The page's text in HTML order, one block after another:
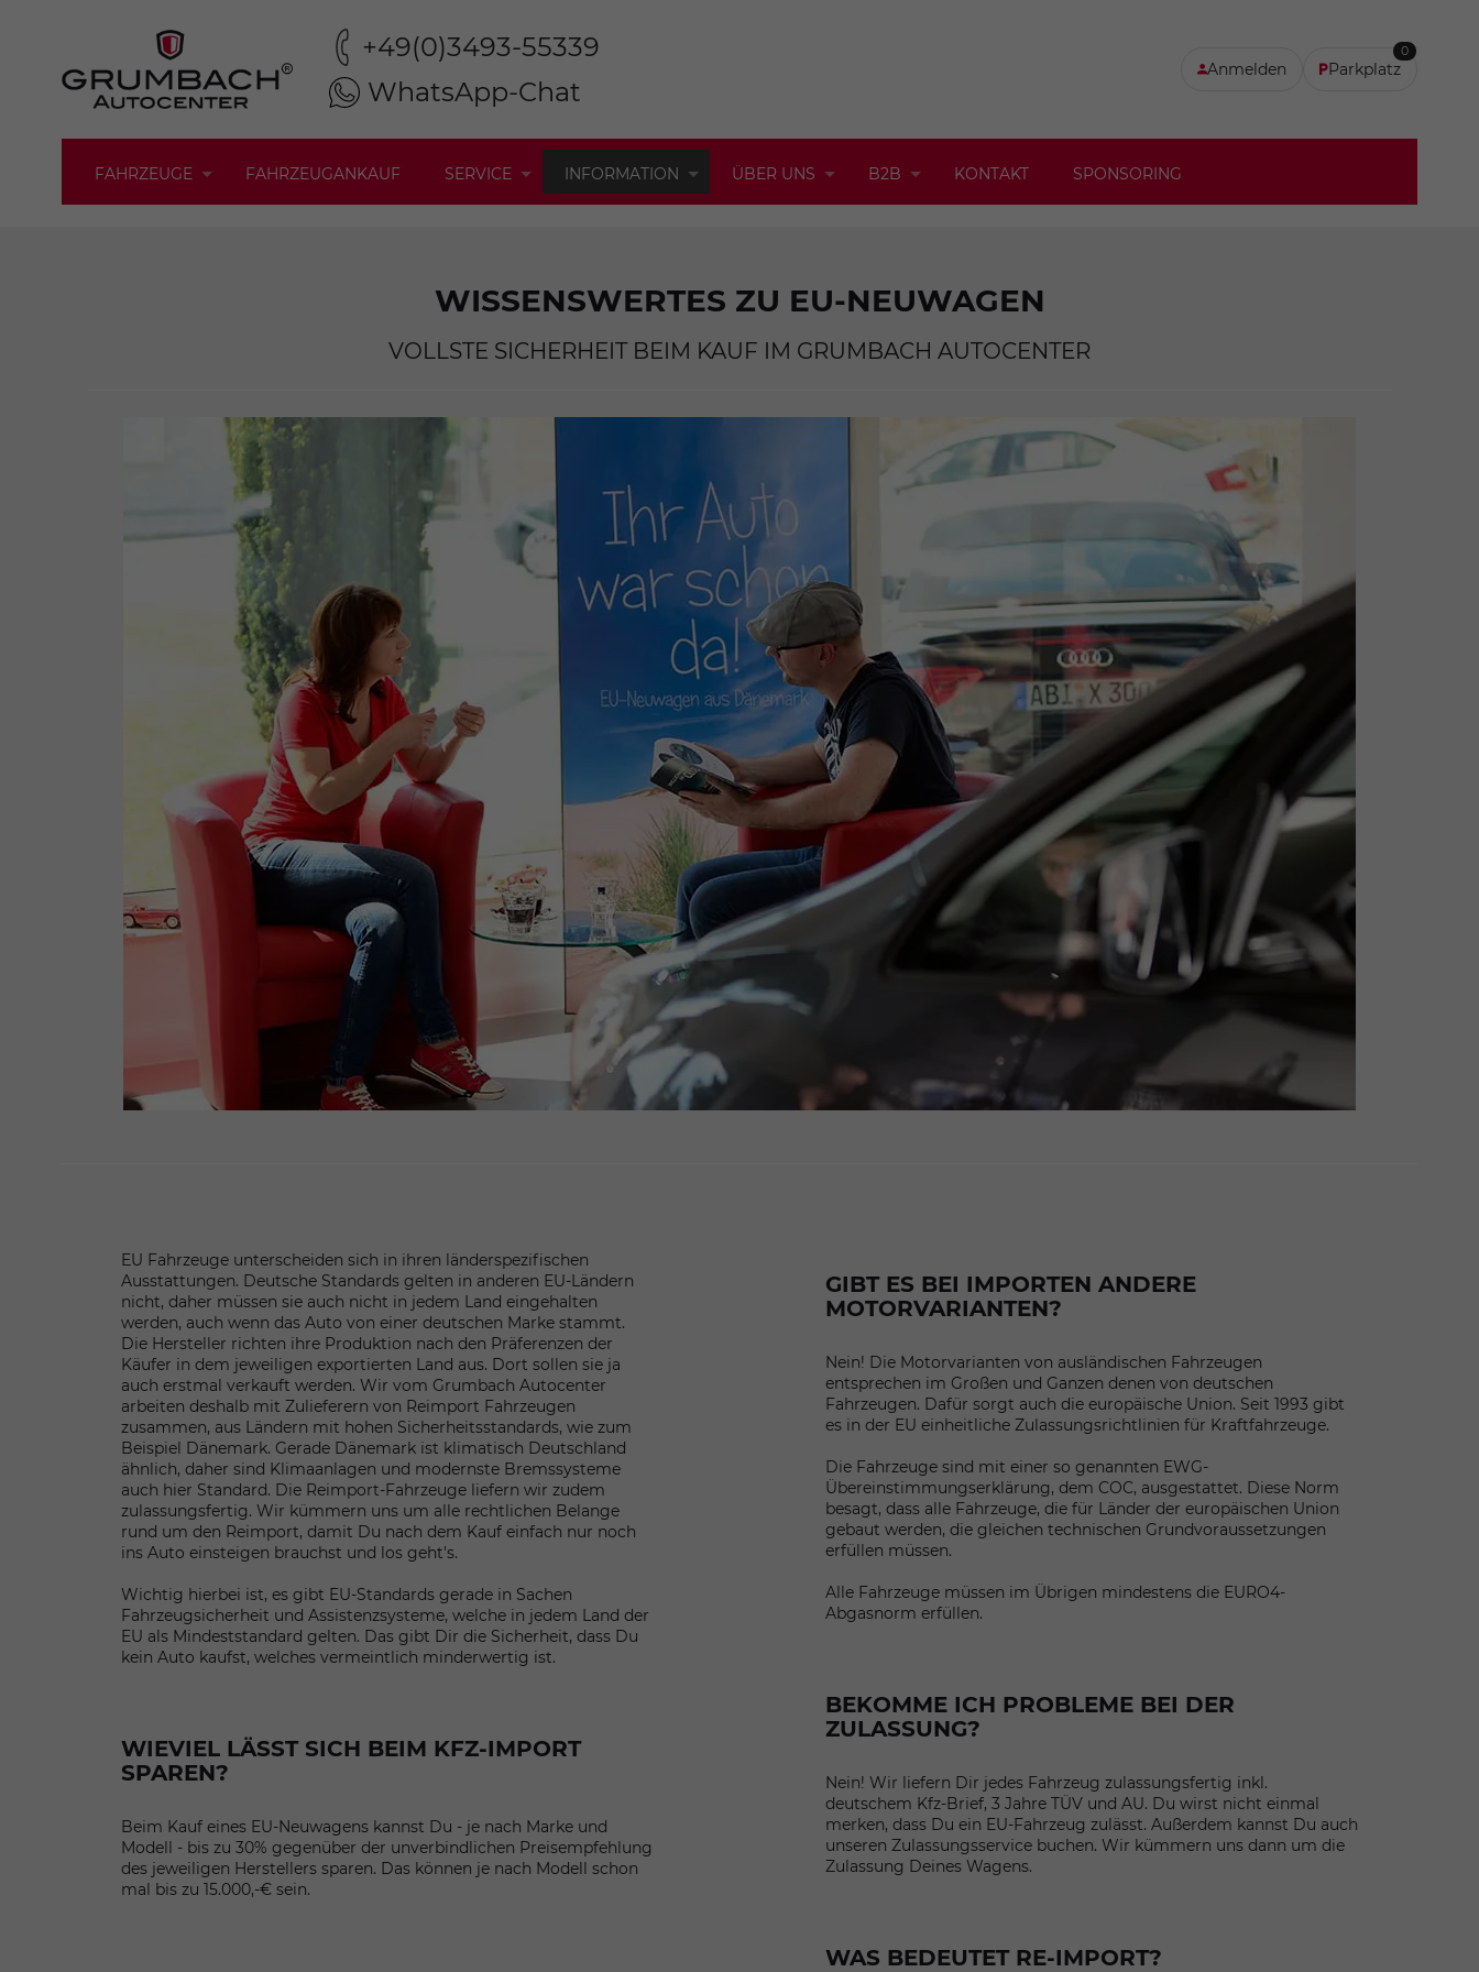
+49(0)3493-55339
WhatsApp-Chat
Anmelden Parkplatz
0
FAHRZEUGE FAHRZEUGANKAUF SERVICE INFORMATION ÜBER UNS B2B KONTAKT SPONSORING
WISSENSWERTES ZU EU-NEUWAGEN
VOLLSTE SICHERHEIT BEIM KAUF IM GRUMBACH AUTOCENTER
EU Fahrzeuge unterscheiden sich in ihren länderspezifischen
Ausstattungen. Deutsche Standards gelten in anderen EU-Ländern
nicht, daher müssen sie auch nicht in jedem Land eingehalten
werden, auch wenn das Auto von einer deutschen Marke stammt.
Die Hersteller richten ihre Produktion nach den Präferenzen der
Käufer in dem jeweiligen exportierten Land aus. Dort sollen sie ja
auch erstmal verkauft werden. Wir vom Grumbach Autocenter
arbeiten deshalb mit Zulieferern von Reimport Fahrzeugen
zusammen, aus Ländern mit hohen Sicherheitsstandards, wie zum
Beispiel Dänemark. Gerade Dänemark ist klimatisch Deutschland
ähnlich, daher sind Klimaanlagen und modernste Bremssysteme
auch hier Standard. Die Reimport-Fahrzeuge liefern wir zudem
zulassungsfertig. Wir kümmern uns um alle rechtlichen Belange
rund um den Reimport, damit Du nach dem Kauf einfach nur noch
ins Auto einsteigen brauchst und los geht's.
Wichtig hierbei ist, es gibt EU-Standards gerade in Sachen
Fahrzeugsicherheit und Assistenzsysteme, welche in jedem Land der
EU als Mindeststandard gelten. Das gibt Dir die Sicherheit, dass Du
kein Auto kaufst, welches vermeintlich minderwertig ist.
WIEVIEL LÄSST SICH BEIM KFZ-IMPORT
SPAREN?
Beim Kauf eines EU-Neuwagens kannst Du - je nach Marke und
Modell - bis zu 30% gegenüber der unverbindlichen Preisempfehlung
des jeweiligen Herstellers sparen. Das können je nach Modell schon
mal bis zu 15.000,-€ sein.
GIBT ES BEI IMPORTEN ANDERE
MOTORVARIANTEN?
Nein! Die Motorvarianten von ausländischen Fahrzeugen
entsprechen im Großen und Ganzen denen von deutschen
Fahrzeugen. Dafür sorgt auch die europäische Union. Seit 1993 gibt
es in der EU einheitliche Zulassungsrichtlinien für Kraftfahrzeuge.
Die Fahrzeuge sind mit einer so genannten EWG-
Übereinstimmungserklärung, dem COC, ausgestattet. Diese Norm
besagt, dass alle Fahrzeuge, die für Länder der europäischen Union
gebaut werden, die gleichen technischen Grundvoraussetzungen
erfüllen müssen.
Alle Fahrzeuge müssen im Übrigen mindestens die EURO4-
Abgasnorm erfüllen.
BEKOMME ICH PROBLEME BEI DER
ZULASSUNG?
Nein! Wir liefern Dir jedes Fahrzeug zulassungsfertig inkl.
deutschem Kfz-Brief, 3 Jahre TÜV und AU. Du wirst nicht einmal
merken, dass Du ein EU-Fahrzeug zulässt. Außerdem kannst Du auch
unseren Zulassungsservice buchen. Wir kümmern uns dann um die
Zulassung Deines Wagens.
WAS BEDEUTET RE-IMPORT?